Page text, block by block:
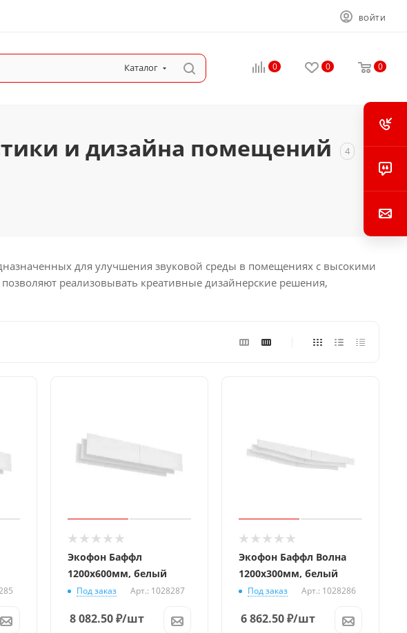
ВОЙТИ
Каталог 0 0 0
и дизайна помещений 4
для улучшения звуковой среды в помещениях с высокими
реализовывать креативные дизайнерские решения,
Экофон Баффл
1200x600мм, белый
Под заказ Арт.: 1028287
8 082.50₽/шт
Экофон Баффл Волна
1200x300мм, белый
Под заказ Арт.: 1028286
6 862.50₽/шт